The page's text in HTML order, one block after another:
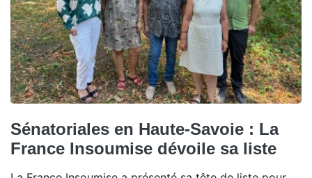
Sénatoriales en Haute-Savoie : La
France Insoumise dévoile sa liste